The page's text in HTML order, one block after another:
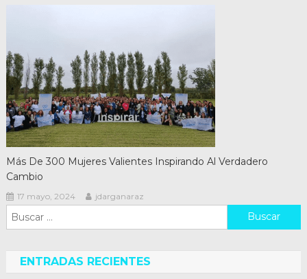
Más De 300 Mujeres Valientes Inspirando Al Verdadero
Cambio
17 mayo, 2024 jdarganaraz
Buscar:
ENTRADAS RECIENTES